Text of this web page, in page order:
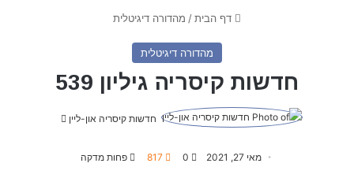
דף הבית/ מהדורה דיגיטלית
מהדורה דיגיטלית
חדשות קיסריה גיליון 539
חדשות קיסריה און-ליין
מאי 27, 2021 0
817 פחות מדקה